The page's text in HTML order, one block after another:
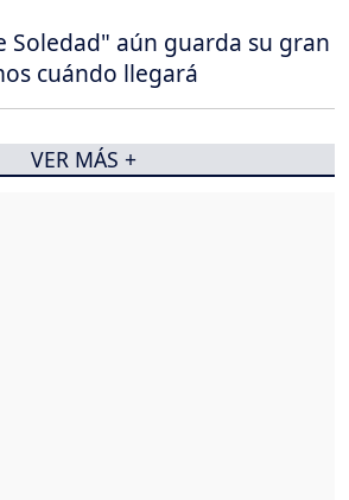
Soledad" aún guarda su gran
cuándo llegará
VER MÁS +